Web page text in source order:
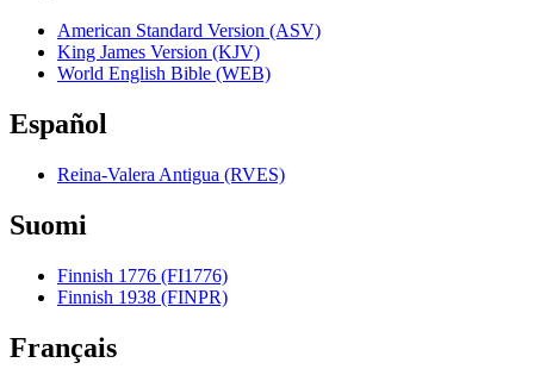
American Standard Version (ASV)
King James Version (KJV)
World English Bible (WEB)
Español
Reina-Valera Antigua (RVES)
Suomi
Finnish 1776 (FI1776)
Finnish 1938 (FINPR)
Français